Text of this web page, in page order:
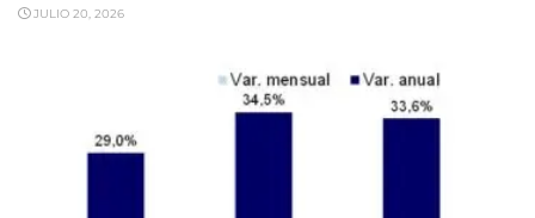
JULIO 20, 2026